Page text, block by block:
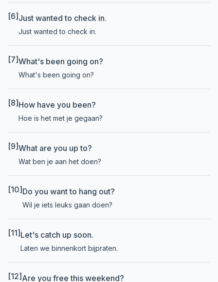
[6] Just wanted to check in.
Just wanted to check in.
[7]What's been going on?
What's been going on?
[8] How have you been?
Hoe is het met je gegaan?
[9]What are you up to?
Wat ben je aan het doen?
[10] Do you want to hang out?
Wil je iets leuks gaan doen?
[11] Let's catch up soon.
Laten we binnenkort bijpraten.
[12] Are you free this weekend?